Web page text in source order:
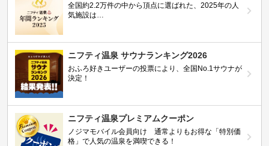
全国約2.2万件の中から頂点に選ばれた、2025年の人
気施設は…
ニフティ温泉 サウナランキング2026
おふろ好きユーザーの投票により、全国No.1サウナが
決定！
ニフティ温泉プレミアムクーポン
ノジマモバイル会員向け 通常よりもお得な「特別価
格」で人気の温泉を満喫できる！